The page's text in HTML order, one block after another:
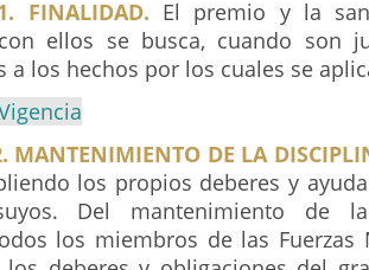
FINALIDAD. El premio y la
ellos se busca, cuando son
a los hechos por los cuales se
MANTENIMIENTO DE LA
los propios deberes y
Del mantenimiento de
los miembros de las Fuerzas